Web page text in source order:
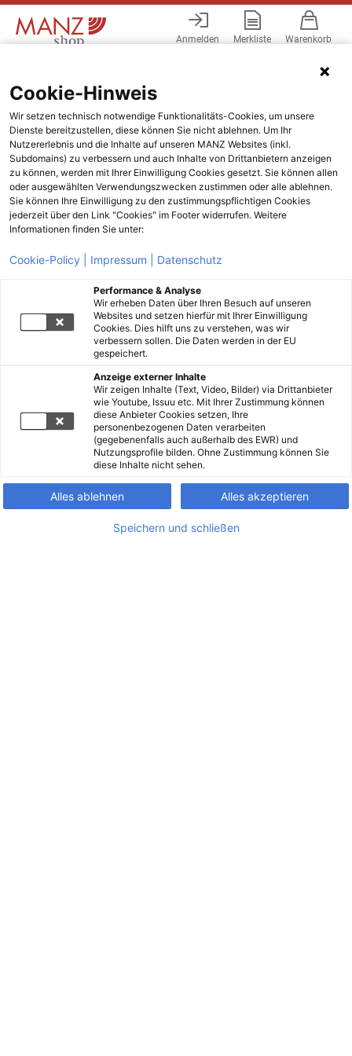
Anmelden Merkliste Warenkorb
Cookie-Hinweis
Wir setzen technisch notwendige Funktionalitäts-Cookies, um unsere
Dienste bereitzustellen, diese können Sie nicht ablehnen. Um Ihr
Nutzererlebnis und die Inhalte auf unseren MANZ Websites (inkl.
Subdomains) zu verbessern und auch Inhalte von Drittanbietern anzeigen
zu können, werden mit Ihrer Einwilligung Cookies gesetzt. Sie können allen
oder ausgewählten Verwendungszwecken zustimmen oder alle ablehnen.
Sie können Ihre Einwilligung zu den zustimmungspflichtigen Cookies
jederzeit über den Link "Cookies" im Footer widerrufen. Weitere
Informationen finden Sie unter:
Cookie-Policy | Impressum | Datenschutz
Performance & Analyse
Wir erheben Daten über Ihren Besuch auf unseren
Websites und setzen hierfür mit Ihrer Einwilligung
Cookies. Dies hilft uns zu verstehen, was wir
verbessern sollen. Die Daten werden in der EU
gespeichert.
Anzeige externer Inhalte
Wir zeigen Inhalte (Text, Video, Bilder) via Drittanbieter
wie Youtube, Issuu etc. Mit Ihrer Zustimmung können
diese Anbieter Cookies setzen, Ihre
personenbezogenen Daten verarbeiten
(gegebenenfalls auch außerhalb des EWR) und
Nutzungsprofile bilden. Ohne Zustimmung können Sie
diese Inhalte nicht sehen.
Alles ablehnen Alles akzeptieren
Speichern und schließen